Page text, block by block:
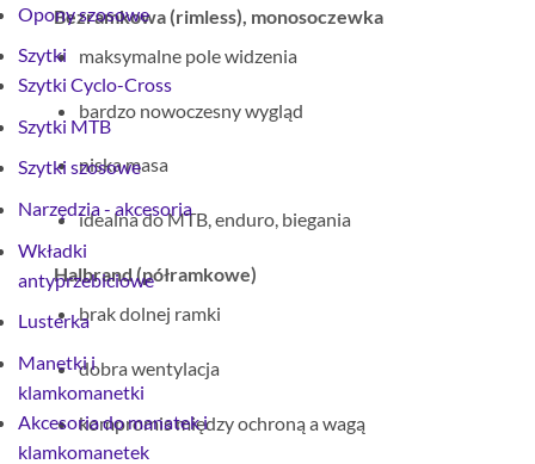
Opony szosowe
Szytki
Szytki Cyclo-Cross
Szytki MTB
Szytki szosowe
Narzędzia - akcesoria
Wkładki
antyprzebiciowe
Lusterka
Manetki i
klamkomanetki
Akcesoria do manatek i
klamkomanetek
Bezramkowa (rimless), monosoczewka
maksymalne pole widzenia
bardzo nowoczesny wygląd
niska masa
idealna do MTB, enduro, biegania
Halbrand (półramkowe)
brak dolnej ramki
dobra wentylacja
kompromis między ochroną a wagą